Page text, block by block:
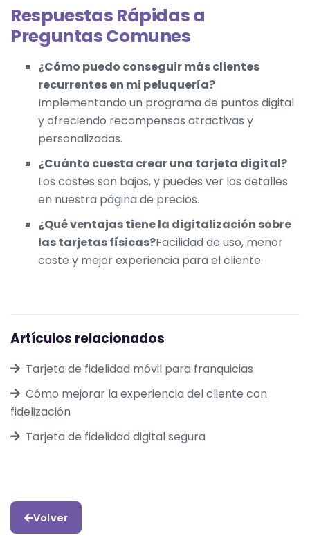
Respuestas Rápidas a
Preguntas Comunes
¿Cómo puedo conseguir más clientes
recurrentes en mi peluquería?
Implementando un programa de puntos digital
y ofreciendo recompensas atractivas y
personalizadas.
¿Cuánto cuesta crear una tarjeta digital?
Los costes son bajos, y puedes ver los detalles
en nuestra página de precios.
¿Qué ventajas tiene la digitalización sobre
las tarjetas físicas?Facilidad de uso, menor
coste y mejor experiencia para el cliente.
Artículos relacionados
Tarjeta de fidelidad móvil para franquicias
Cómo mejorar la experiencia del cliente con
fidelización
Tarjeta de fidelidad digital segura
Volver